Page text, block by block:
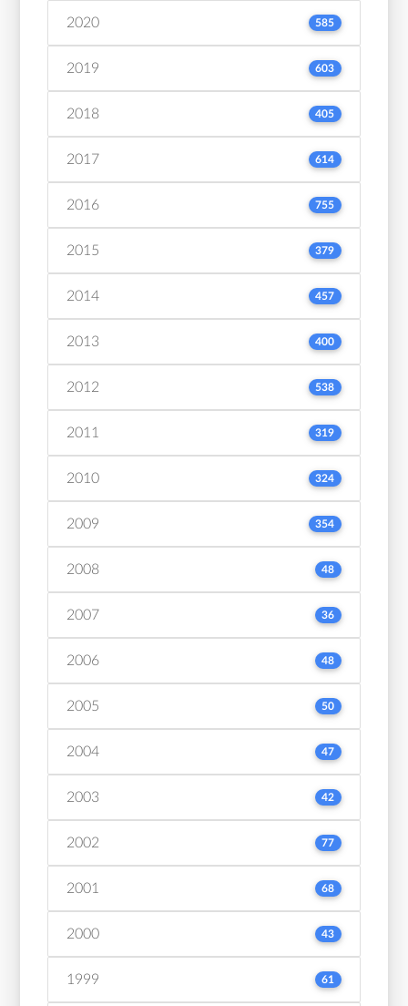
2020 585
2019 603
2018 405
2017 614
2016 755
2015 379
2014 457
2013 400
2012 538
2011 319
2010 324
2009 354
2008 48
2007 36
2006 48
2005 50
2004 47
2003 42
2002 77
2001 68
2000 43
1999 61